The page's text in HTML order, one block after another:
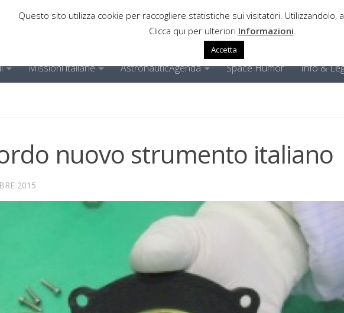
Missioni italiane AstronauticAgenda Space Humor Info &
nuovo strumento italiano
2015
Questo sito utilizza cookie per raccogliere statistiche sui visitatori. Utilizzandolo,
Clicca qui per ulteriori Informazioni
Accetta